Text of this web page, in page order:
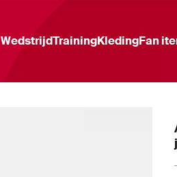
WedstrijdTrainingKledingFan